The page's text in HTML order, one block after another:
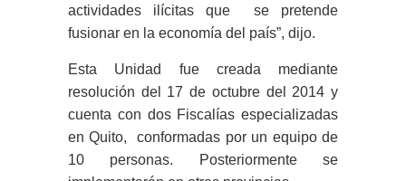
actividades ilícitas que se pretende
fusionar en la economía del país”, dijo.
Esta Unidad fue creada mediante
resolución del 17 de octubre del 2014 y
cuenta con dos Fiscalías especializadas
en Quito, conformadas por un equipo de
10 personas. Posteriormente se